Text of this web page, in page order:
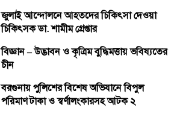
জুলাই আন্দোলনে আহতদের চিকিৎসা দেওয়া
চিকিৎসক ডা. শামীম গ্রেপ্তার
বিজ্ঞান – উদ্ভাবন ও কৃত্রিম বুদ্ধিমত্তায় ভবিষ্যতের
চীন
বরগুনায় পুলিশের বিশেষ অভিযানে বিপুল
পরিমাণ টাকা ও স্বর্ণালংকারসহ আটক ২